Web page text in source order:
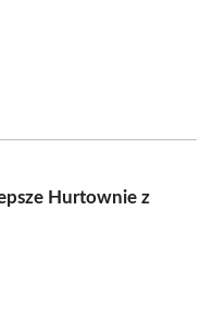
Hurtownie z